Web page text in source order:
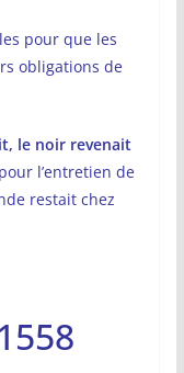
pour que les
obligations de
le noir revenait
l’entretien de
restait chez